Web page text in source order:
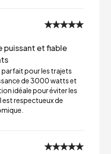
et fiable
pour les trajets
de 3000 watts et
idéale pour éviter les
est respectueux de